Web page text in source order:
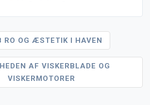
RO OG ÆSTETIK I HAVEN
AF VISKERBLADE OG
VISKERMOTORER